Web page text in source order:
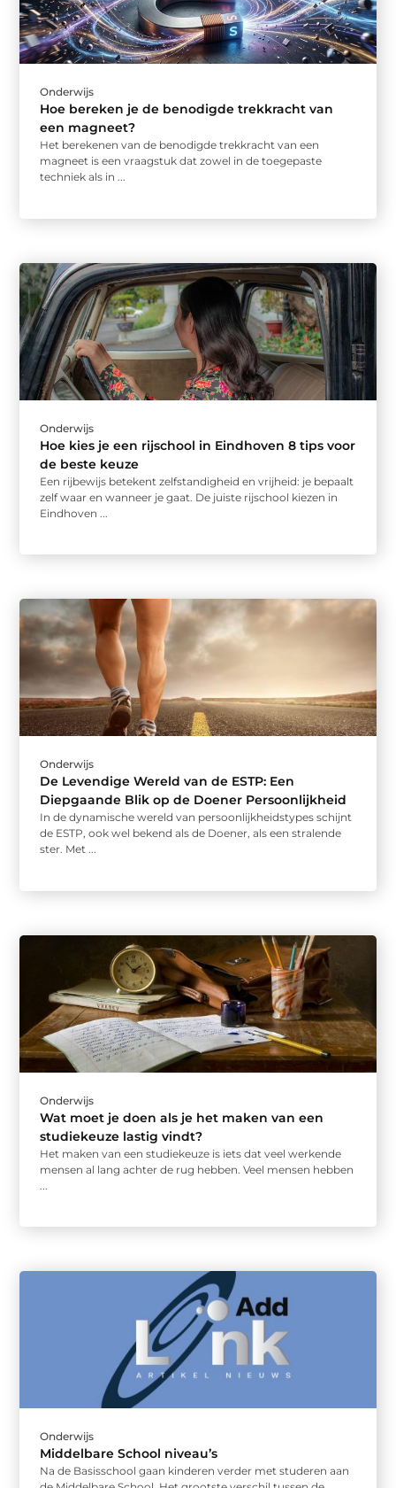
Onderwijs
Hoe bereken je de benodigde trekkracht van
een magneet?
Het berekenen van de benodigde trekkracht van een
magneet is een vraagstuk dat zowel in de toegepaste
techniek als in ...
Onderwijs
Hoe kies je een rijschool in Eindhoven 8 tips voor
de beste keuze
Een rijbewijs betekent zelfstandigheid en vrijheid: je bepaalt
zelf waar en wanneer je gaat. De juiste rijschool kiezen in
Eindhoven ...
Onderwijs
De Levendige Wereld van de ESTP: Een
Diepgaande Blik op de Doener Persoonlijkheid
In de dynamische wereld van persoonlijkheidstypes schijnt
de ESTP, ook wel bekend als de Doener, als een stralende
ster. Met ...
Onderwijs
Wat moet je doen als je het maken van een
studiekeuze lastig vindt?
Het maken van een studiekeuze is iets dat veel werkende
mensen al lang achter de rug hebben. Veel mensen hebben
Onderwijs
Middelbare School niveau’s
Na de Basisschool gaan kinderen verder met studeren aan